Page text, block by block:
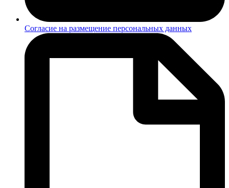
Согласие на размещение персональных данных